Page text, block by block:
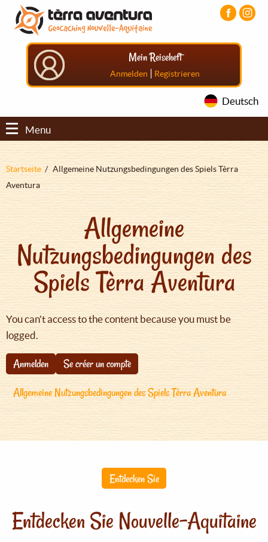
Direkt
zum
Inhalt
Aller
menu
principal
Aller
pied
Mein Reiseheft
Anmelden | Registrieren
Deutsch
Menu
Pfadnavigation
Startseite
Allgemeine Nutzungsbedingungen des Spiels Tèrra
Aventura
Allgemeine
Nutzungsbedingungen des
Spiels Tèrra Aventura
You can't access to the content because you must be
logged.
Anmelden
Se créer un compte
Allgemeine Nutzungsbedingungen des Spiels Tèrra Aventura
Entdecken Sie
Entdecken Sie Nouvelle-Aquitaine